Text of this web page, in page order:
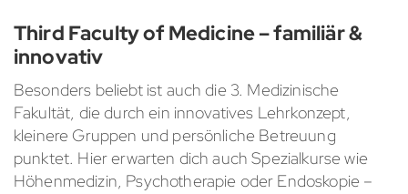
Third Faculty of Medicine – familiär &
innovativ
Besonders beliebt ist auch die 3. Medizinische
Fakultät, die durch ein innovatives Lehrkonzept,
kleinere Gruppen und persönliche Betreuung
punktet. Hier erwarten dich auch Spezialkurse wie
Höhenmedizin, Psychotherapie oder Endoskopie –